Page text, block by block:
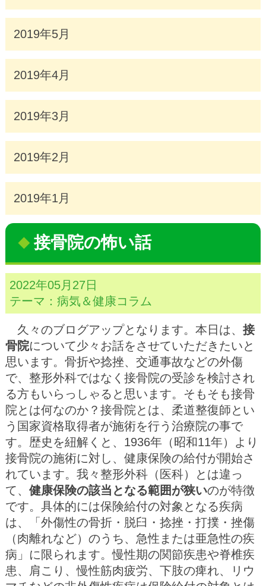
2019年5月
2019年4月
2019年3月
2019年2月
2019年1月
接骨院の怖い話
2022年05月27日
テーマ： 病気＆健康コラム
久々のブログアップとなります。本日は、 接
骨院について少々お話をさせていただきたいと
思います。骨折や捻挫、交通事故などの外傷
で、整形外科ではなく接骨院の受診を検討され
る方もいらっしゃると思います。そもそも接骨
院とは何なのか？接骨院とは、柔道整復師とい
う国家資格取得者が施術を行う治療院の事で
す。歴史を紐解くと、1936年（昭和11年）より
接骨院の施術に対し、健康保険の給付が開始さ
れています。我々整形外科（医科）とは違っ
て、 健康保険の該当となる範囲が狭いのが特徴
です。具体的には保険給付の対象となる疾病
は、「外傷性の骨折・脱臼・捻挫・打撲・挫傷
（肉離れなど）のうち、急性または亜急性の疾
病」に限られます。慢性期の関節疾患や脊椎疾
患、肩こり、慢性筋肉疲労、下肢の痺れ、リウ